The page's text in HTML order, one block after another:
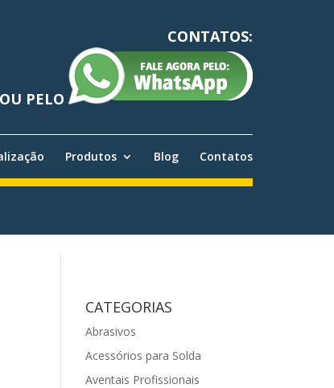
CONTATOS:
OU PELO
Produtos Blog Contatos
CATEGORIAS
Abrasivos
Acessórios para Solda
Aventais Profissionais